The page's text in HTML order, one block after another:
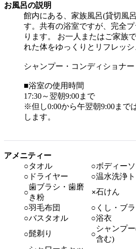
お風呂の説明
館内にある、家族風呂(貸切風
す。共有の浴室ですが、完全
ります。 お一人またはご家族
れた体をゆっくりとリフレッシ
シャンプー・コンディショナ
■浴室の使用時間
17:30～翌朝9:00まで
※但し0:00から午翌朝9:00まで
します。
アメニティー
○タオル ○ボディー
○ ドライヤー ○温水洗浄
○
歯ブラシ・歯磨
き粉
×石けん
○羽毛布団 ○ くし・ブ
○バスタオル ○浴衣
○髭剃り ○
シャンプ
含む)